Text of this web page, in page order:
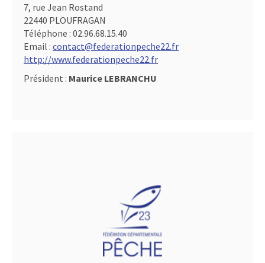
7, rue Jean Rostand
22440 PLOUFRAGAN
Téléphone : 02.96.68.15.40
Email : contact@federationpeche22.fr
http://www.federationpeche22.fr
Président : Maurice LEBRANCHU